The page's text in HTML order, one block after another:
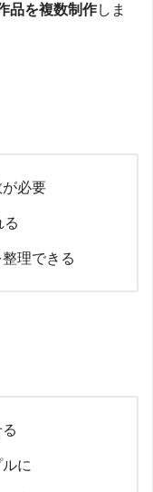
品を複数制作しま
必要
理できる
に